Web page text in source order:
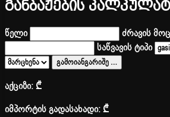
განბაჟების
წელი
ძრავის
საწვავის ტიპი
გამოიანგარიშე …
აქციზი:₾
იმპორტის გადასახადი:₾